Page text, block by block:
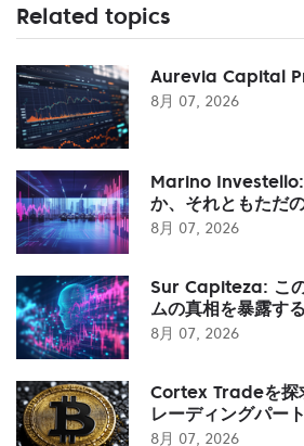
Related topics
Aurevia Capital
8月 07, 2026
Marino Investello:
か、それともただ
8月 07, 2026
Sur Capiteza: こ
ムの真相を暴露する
8月 07, 2026
Cortex Tradeを探
レーディングパー
8月 07, 2026